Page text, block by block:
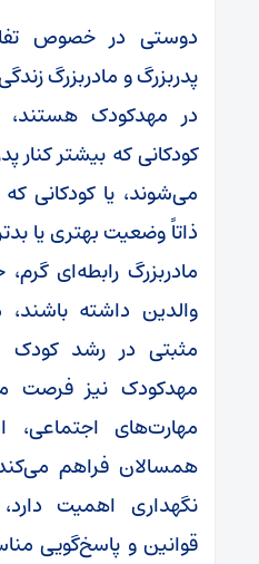
دوستی در خصوص
پدربزرگ و مادربزرگ
در مهدکودک
کودکانی که بیشتر کنار
می‌شوند، یا کودکانی
ذاتاً وضعیت بهتری یا
مادربزرگ رابطه‌ای
والدین داشته
مثبتی در رشد کودک
مهدکودک نیز فرصت
مهارت‌های اجتماعی،
همسالان فراهم
نگهداری اهمیت
قوانین و پاسخ‌گویی